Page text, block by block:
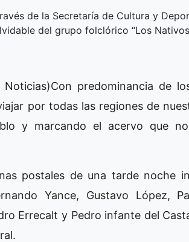
de la Secretaría de Cultura y
del grupo folclórico “Los
Noticias)Con predominancia de
por todas las regiones de
y marcando el acervo que
postales de una tarde noche
Yance, Gustavo López,
Errecalt y Pedro infante del